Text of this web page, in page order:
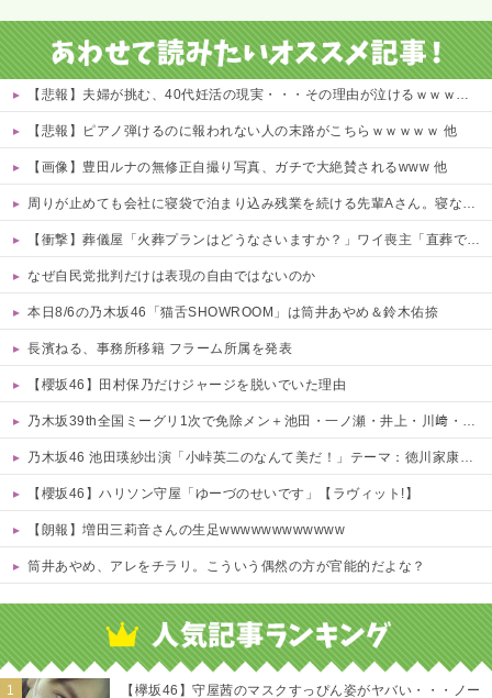
【悲報】夫婦が挑む、40代妊活の現実・・・その理由が泣けるｗｗｗｗ 他
【悲報】ピアノ弾けるのに報われない人の末路がこちらｗｗｗｗｗ 他
【画像】豊田ルナの無修正自撮り写真、ガチで大絶賛されるwww 他
周りが止めても会社に寝袋で泊まり込み残業を続ける先輩Aさん。寝ないように社長が椅子を変えても残る、さらに上司が帰るのを待って戻ってくる始末…そんなある日、出社すると社内が騒然としていて・・・
【衝撃】葬儀屋「火葬プランはどうなさいますか？」ワイ喪主「直葬で(即答)」→結果ァw w w w w w w w w w
なぜ自民党批判だけは表現の自由ではないのか
本日8/6の乃木坂46「猫舌SHOWROOM」は筒井あやめ＆鈴木佑捺
長濱ねる、事務所移籍 フラーム所属を発表
【櫻坂46】田村保乃だけジャージを脱いでいた理由
乃木坂39th全国ミーグリ1次で免除メン＋池田・一ノ瀬・井上・川﨑・菅原・中西が全完売
乃木坂46 池田瑛紗出演「小峠英二のなんて美だ！」テーマ：徳川家康【2025.8.5 24:00〜 TOKYO MX】
【櫻坂46】ハリソン守屋「ゆーづのせいです」【ラヴィット!】
【朗報】増田三莉音さんの生足wwwwwwwwwwww
筒井あやめ、アレをチラリ。こういう偶然の方が官能的だよな？
【欅坂46】守屋茜のマスクすっぴん姿がヤバい・・・ノー